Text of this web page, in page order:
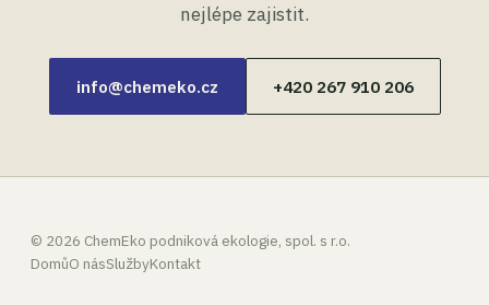
nejlépe zajistit.
info@chemeko.cz +420 267 910 206
© 2026 ChemEko podniková ekologie, spol. s r.o.
DomůO násSlužbyKontakt